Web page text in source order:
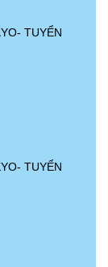
TUYỂN
TUYỂN